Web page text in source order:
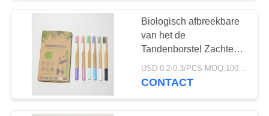
Te kauwen
Tandpastatablet
Biologisch afbreekbare
van het de
Tandenborstel Zachte
Varkenshaar van de
Bamboehoutskool
CONTACT